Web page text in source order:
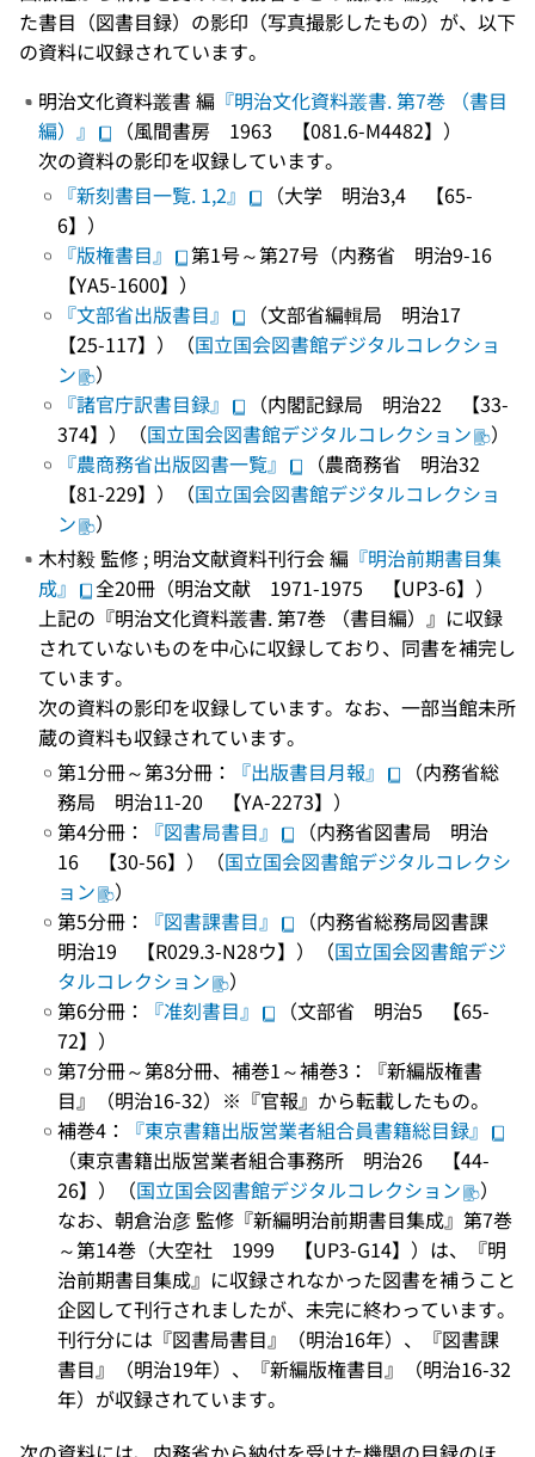
た書目（図書目録）の影印（写真撮影したもの）が、以下
の資料に収録されています。
明治文化資料叢書 編 『明治文化資料叢書. 第7巻 （書目
編）』
（風間書房 1963 【081.6-M4482】）
次の資料の影印を収録しています。
『新刻書目一覧. 1,2』
（大学 明治3,4 【65-
6】）
『版権書目』
第1号～第27号（内務省 明治9-16
【YA5-1600】）
『文部省出版書目』
（文部省編輯局 明治17
【25-117】）（国立国会図書館デジタルコレクショ
ン
）
『諸官庁訳書目録』
（内閣記録局 明治22 【33-
374】）（国立国会図書館デジタルコレクション
）
『農商務省出版図書一覧』
（農商務省 明治32
【81-229】）（国立国会図書館デジタルコレクショ
ン
）
木村毅 監修 ; 明治文献資料刊行会 編 『明治前期書目集
成』
全20冊（明治文献 1971-1975 【UP3-6】）
上記の『明治文化資料叢書. 第7巻 （書目編）』に収録
されていないものを中心に収録しており、同書を補完し
ています。
次の資料の影印を収録しています。なお、一部当館未所
蔵の資料も収録されています。
第1分冊～第3分冊：
『出版書目月報』
（内務省総
務局 明治11-20 【YA-2273】）
第4分冊：
『図書局書目』
（内務省図書局 明治
16 【30-56】）（国立国会図書館デジタルコレクシ
ョン
）
第5分冊：
『図書課書目』
（内務省総務局図書課
明治19 【R029.3-N28ウ】）（国立国会図書館デジ
タルコレクション
）
第6分冊：
『准刻書目』
（文部省 明治5 【65-
72】）
第7分冊～第8分冊、補巻1～補巻3：『新編版権書
目』（明治16-32）※『官報』から転載したもの。
補巻4：
『東京書籍出版営業者組合員書籍総目録』
（東京書籍出版営業者組合事務所 明治26 【44-
26】）（国立国会図書館デジタルコレクション
）
なお、朝倉治彦 監修『新編明治前期書目集成』第7巻
～第14巻（大空社 1999 【UP3-G14】）は、『明
治前期書目集成』に収録されなかった図書を補うこと
企図して刊行されましたが、未完に終わっています。
刊行分には『図書局書目』（明治16年）、『図書課
書目』（明治19年）、『新編版権書目』（明治16-32
年）が収録されています。